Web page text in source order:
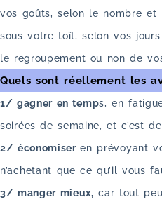
vos goûts, selon le nombre et
sous votre toît, selon vos
le regroupement ou non de
Quels sont réellement les
1/ gagner en temps, en
soirées de semaine, et c’est
2/ économiseren prévoyant
n’achetant que ce qu’il vous
3/ manger mieux, car tout